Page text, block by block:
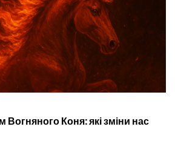
Вогняного Коня: які зміни нас